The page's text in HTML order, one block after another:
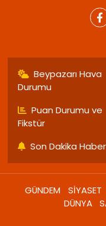
Beypazarı Hava
Durumu
Puan Durumu ve
Fikstür
Son Dakika
GÜNDEM SİYASET
DÜNYA